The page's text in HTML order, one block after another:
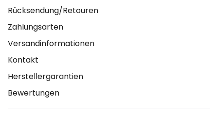
Rücksendung/Retouren
Zahlungsarten
Versandinformationen
Kontakt
Herstellergarantien
Bewertungen